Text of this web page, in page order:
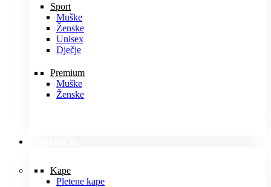
Sport
Muške
Ženske
Unisex
Dječje
Premium
Muške
Ženske
Kape
Pletene kape